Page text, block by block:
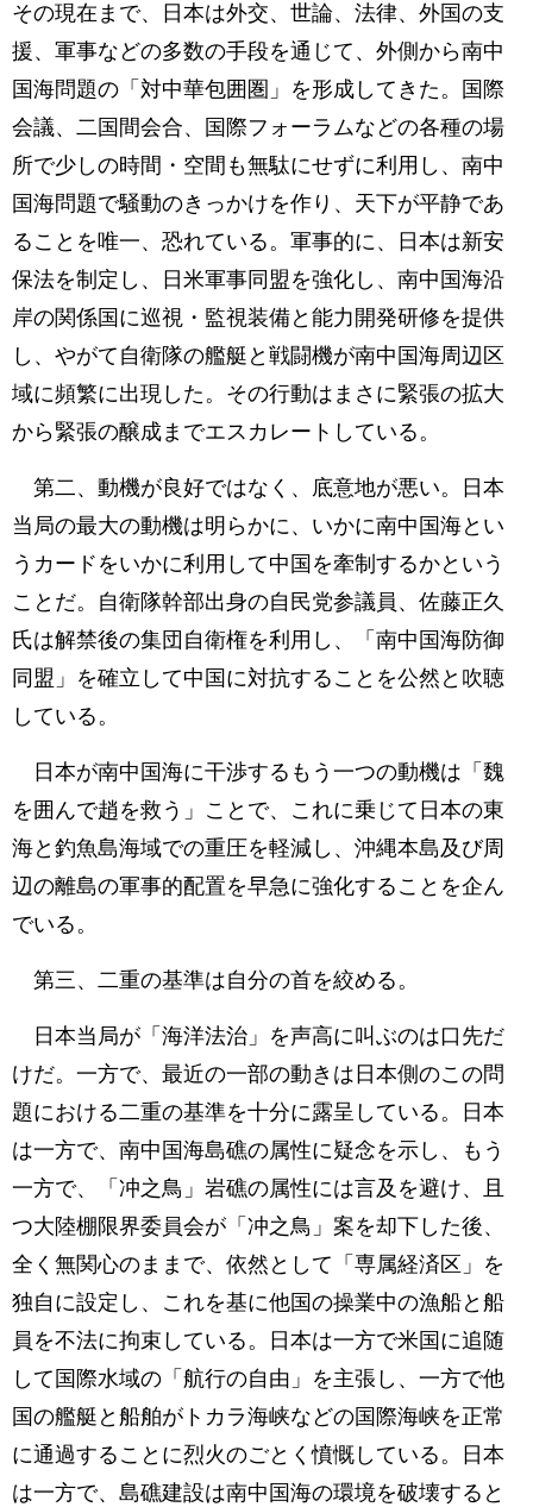
その現在まで、日本は外交、世論、法律、外国の支
援、軍事などの多数の手段を通じて、外側から南中
国海問題の「対中華包囲圏」を形成してきた。国際
会議、二国間会合、国際フォーラムなどの各種の場
所で少しの時間・空間も無駄にせずに利用し、南中
国海問題で騒動のきっかけを作り、天下が平静であ
ることを唯一、恐れている。軍事的に、日本は新安
保法を制定し、日米軍事同盟を強化し、南中国海沿
岸の関係国に巡視・監視装備と能力開発研修を提供
し、やがて自衛隊の艦艇と戦闘機が南中国海周辺区
域に頻繁に出現した。その行動はまさに緊張の拡大
から緊張の醸成までエスカレートしている。
第二、動機が良好ではなく、底意地が悪い。日本
当局の最大の動機は明らかに、いかに南中国海とい
うカードをいかに利用して中国を牽制するかという
ことだ。自衛隊幹部出身の自民党参議員、佐藤正久
氏は解禁後の集団自衛権を利用し、「南中国海防御
同盟」を確立して中国に対抗することを公然と吹聴
している。
日本が南中国海に干渉するもう一つの動機は「魏
を囲んで趙を救う」ことで、これに乗じて日本の東
海と釣魚島海域での重圧を軽減し、沖縄本島及び周
辺の離島の軍事的配置を早急に強化することを企ん
でいる。
第三、二重の基準は自分の首を絞める。
日本当局が「海洋法治」を声高に叫ぶのは口先だ
けだ。一方で、最近の一部の動きは日本側のこの問
題における二重の基準を十分に露呈している。日本
は一方で、南中国海島礁の属性に疑念を示し、もう
一方で、「冲之鳥」岩礁の属性には言及を避け、且
つ大陸棚限界委員会が「冲之鳥」案を却下した後、
全く無関心のままで、依然として「専属経済区」を
独自に設定し、これを基に他国の操業中の漁船と船
員を不法に拘束している。日本は一方で米国に追随
して国際水域の「航行の自由」を主張し、一方で他
国の艦艇と船舶がトカラ海峡などの国際海峡を正常
に通過することに烈火のごとく憤慨している。日本
は一方で、島礁建設は南中国海の環境を破壊すると